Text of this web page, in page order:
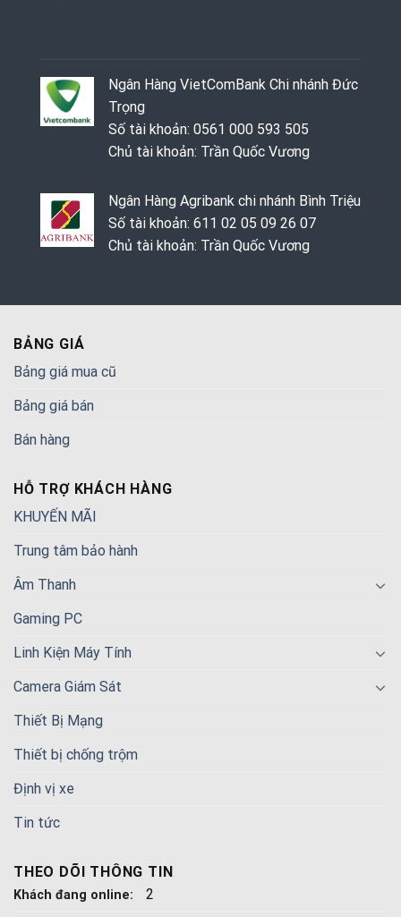
Ngân Hàng VietComBank Chi nhánh Đức
Trọng
Số tài khoản: 0561 000 593 505
Chủ tài khoản: Trần Quốc Vương
Ngân Hàng Agribank chi nhánh Bình Triệu
Số tài khoản: 611 02 05 09 26 07
Chủ tài khoản: Trần Quốc Vương
BẢNG GIÁ
Bảng giá mua cũ
Bảng giá bán
Bán hàng
HỖ TRỢ KHÁCH HÀNG
KHUYẾN MÃI
Trung tâm bảo hành
Âm Thanh
Gaming PC
Linh Kiện Máy Tính
Camera Giám Sát
Thiết Bị Mạng
Thiết bị chống trộm
Định vị xe
Tin tức
THEO DÕI THÔNG TIN
Khách đang online: 2